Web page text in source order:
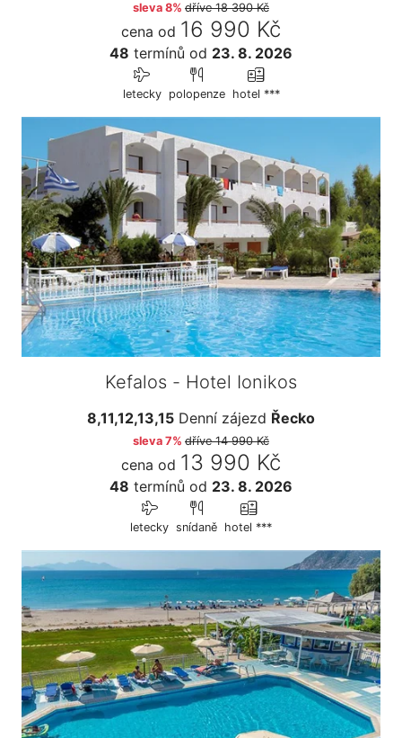
sleva 8% dříve18 390 Kč
cena od 16 990 Kč
48 termínů od 23. 8. 2026
letecky polopenze hotel ***
Kefalos - Hotel Ionikos
8,11,12,13,15 Denní zájezd Řecko
sleva 7% dříve14 990 Kč
cena od 13 990 Kč
48 termínů od 23. 8. 2026
letecky snídaně hotel ***